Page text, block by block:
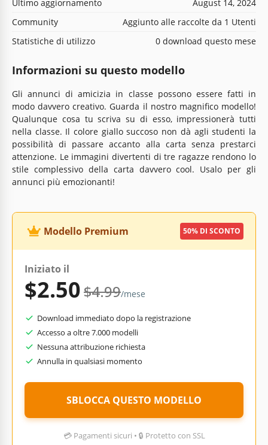
Ultimo aggiornamento
August 14, 2024
Community
Aggiunto alle raccolte da 1 Utenti
Statistiche di utilizzo
0 download questo mese
Informazioni su questo modello
Gli annunci di amicizia in classe possono essere fatti in
modo davvero creativo. Guarda il nostro magnifico modello!
Qualunque cosa tu scriva su di esso, impressionerà tutti
nella classe. Il colore giallo succoso non dà agli studenti la
possibilità di passare accanto alla carta senza prestarci
attenzione. Le immagini divertenti di tre ragazze rendono lo
stile complessivo della carta davvero cool. Usalo per gli
annunci più emozionanti!
Modello Premium 50% DI SCONTO
Iniziato il
$2.50$4.99/mese
Download immediato dopo la registrazione
Accesso a oltre 7.000 modelli
Nessuna attribuzione richiesta
Annulla in qualsiasi momento
SBLOCCA QUESTO MODELLO
💳 Pagamenti sicuri • 🔒 Protetto con SSL